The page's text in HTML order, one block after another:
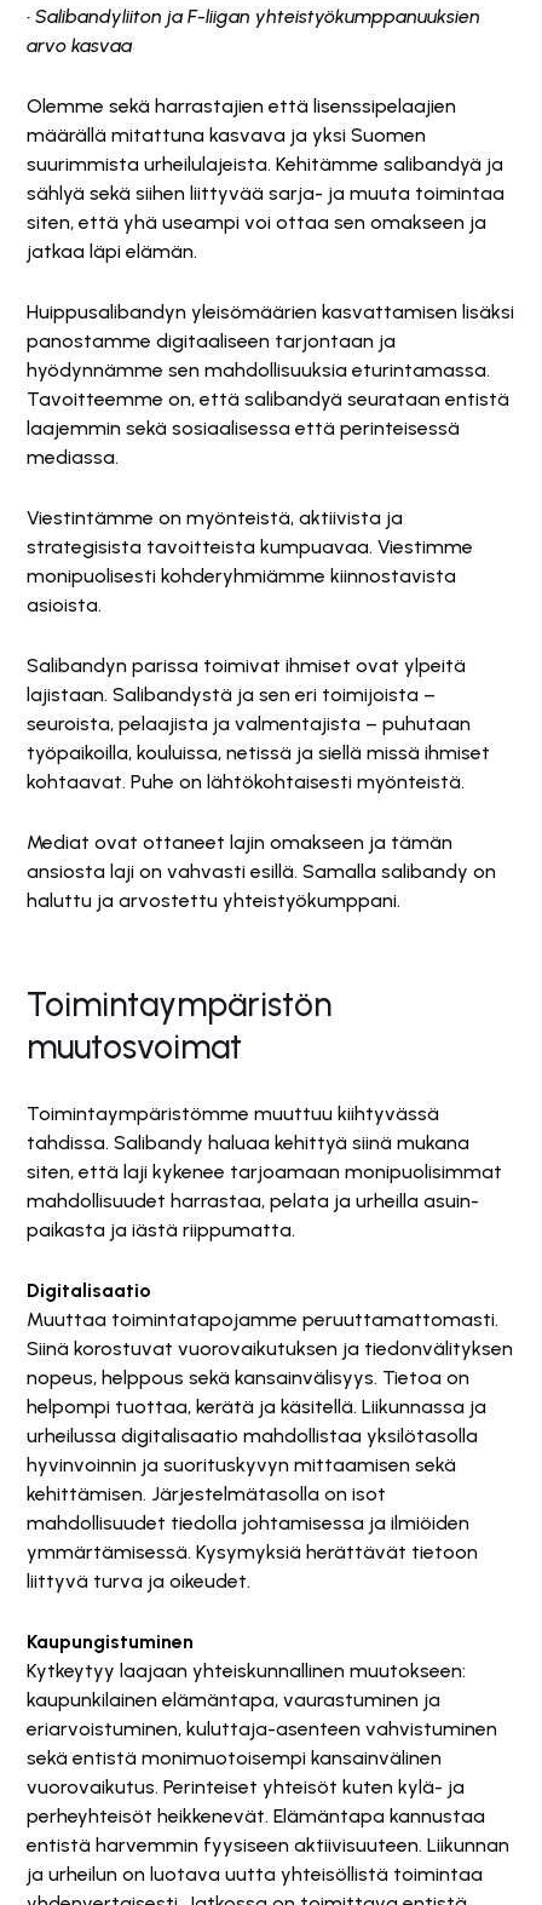
• Salibandyliiton ja F-liigan yhteistyökumppanuuksien
arvo kasvaa
Olemme sekä harrastajien että lisenssipelaajien
määrällä mitattuna kasvava ja yksi Suomen
suurimmista urheilulajeista. Kehitämme salibandyä ja
sählyä sekä siihen liittyvää sarja- ja muuta toimintaa
siten, että yhä useampi voi ottaa sen omakseen ja
jatkaa läpi elämän.
Huippusalibandyn yleisömäärien kasvattamisen lisäksi
panostamme digitaaliseen tarjontaan ja
hyödynnämme sen mahdollisuuksia eturintamassa.
Tavoitteemme on, että salibandyä seurataan entistä
laajemmin sekä sosiaalisessa että perinteisessä
mediassa.
Viestintämme on myönteistä, aktiivista ja
strategisista tavoitteista kumpuavaa. Viestimme
monipuolisesti kohderyhmiämme kiinnostavista
asioista.
Salibandyn parissa toimivat ihmiset ovat ylpeitä
lajistaan. Salibandystä ja sen eri toimijoista –
seuroista, pelaajista ja valmentajista – puhutaan
työpaikoilla, kouluissa, netissä ja siellä missä ihmiset
kohtaavat. Puhe on lähtökohtaisesti myönteistä.
Mediat ovat ottaneet lajin omakseen ja tämän
ansiosta laji on vahvasti esillä. Samalla salibandy on
haluttu ja arvostettu yhteistyökumppani.
Toimintaympäristön
muutosvoimat
Toimintaympäristömme muuttuu kiihtyvässä
tahdissa. Salibandy haluaa kehittyä siinä mukana
siten, että laji kykenee tarjoamaan monipuolisimmat
mahdollisuudet harrastaa, pelata ja urheilla asuin-
paikasta ja iästä riippumatta.
Digitalisaatio
Muuttaa toimintatapojamme peruuttamattomasti.
Siinä korostuvat vuorovaikutuksen ja tiedonvälityksen
nopeus, helppous sekä kansainvälisyys. Tietoa on
helpompi tuottaa, kerätä ja käsitellä. Liikunnassa ja
urheilussa digitalisaatio mahdollistaa yksilötasolla
hyvinvoinnin ja suorituskyvyn mittaamisen sekä
kehittämisen. Järjestelmätasolla on isot
mahdollisuudet tiedolla johtamisessa ja ilmiöiden
ymmärtämisessä. Kysymyksiä herättävät tietoon
liittyvä turva ja oikeudet.
Kaupungistuminen
Kytkeytyy laajaan yhteiskunnallinen muutokseen:
kaupunkilainen elämäntapa, vaurastuminen ja
eriarvoistuminen, kuluttaja-asenteen vahvistuminen
sekä entistä monimuotoisempi kansainvälinen
vuorovaikutus. Perinteiset yhteisöt kuten kylä- ja
perheyhteisöt heikkenevät. Elämäntapa kannustaa
entistä harvemmin fyysiseen aktiivisuuteen. Liikunnan
ja urheilun on luotava uutta yhteisöllistä toimintaa